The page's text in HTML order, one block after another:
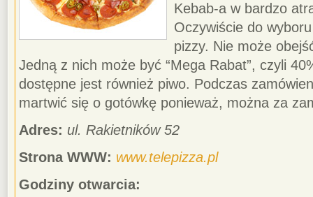
Kebab-a w bardzo
Oczywiście do
pizzy. Nie może
Jedną z nich może być “Mega Rabat”, czyli
dostępne jest również piwo. Podczas
martwić się o gotówkę ponieważ, można za
Adres: ul. Rakietników 52
Strona WWW: www.telepizza.pl
Godziny otwarcia: